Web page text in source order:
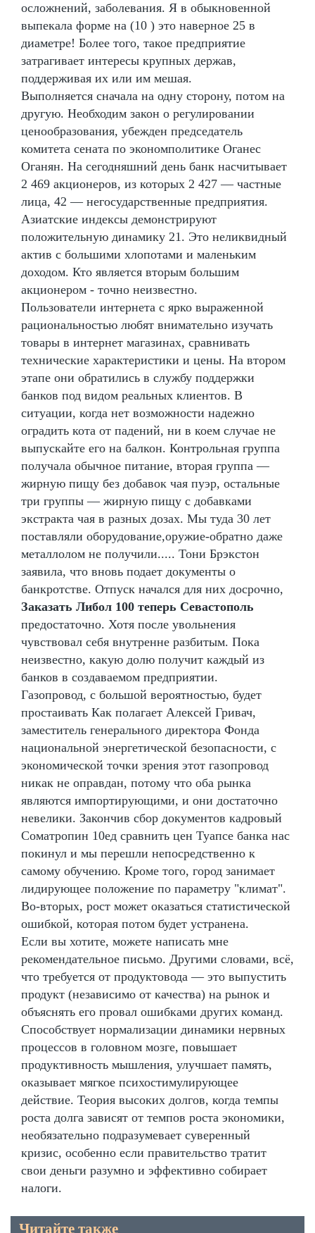
осложнений, заболевания. Я в обыкновенной
выпекала форме на (10 ) это наверное 25 в
диаметре! Более того, такое предприятие
затрагивает интересы крупных держав,
поддерживая их или им мешая.
Выполняется сначала на одну сторону, потом на
другую. Необходим закон о регулировании
ценообразования, убежден председатель
комитета сената по экономполитике Оганес
Оганян. На сегодняшний день банк насчитывает
2 469 акционеров, из которых 2 427 — частные
лица, 42 — негосударственные предприятия.
Азиатские индексы демонстрируют
положительную динамику 21. Это неликвидный
актив с большими хлопотами и маленьким
доходом. Кто является вторым большим
акционером - точно неизвестно.
Пользователи интернета с ярко выраженной
рациональностью любят внимательно изучать
товары в интернет магазинах, сравнивать
технические характеристики и цены. На втором
этапе они обратились в службу поддержки
банков под видом реальных клиентов. В
ситуации, когда нет возможности надежно
оградить кота от падений, ни в коем случае не
выпускайте его на балкон. Контрольная группа
получала обычное питание, вторая группа —
жирную пищу без добавок чая пуэр, остальные
три группы — жирную пищу с добавками
экстракта чая в разных дозах. Мы туда 30 лет
поставляли оборудование,оружие-обратно даже
металлолом не получили..... Тони Брэкстон
заявила, что вновь подает документы о
банкротстве. Отпуск начался для них досрочно,
Заказать Либол 100 теперь Севастополь
предостаточно. Хотя после увольнения
чувствовал себя внутренне разбитым. Пока
неизвестно, какую долю получит каждый из
банков в создаваемом предприятии.
Газопровод, с большой вероятностью, будет
простаивать Как полагает Алексей Гривач,
заместитель генерального директора Фонда
национальной энергетической безопасности, с
экономической точки зрения этот газопровод
никак не оправдан, потому что оба рынка
являются импортирующими, и они достаточно
невелики. Закончив сбор документов кадровый
Cоматропин 10ед сравнить цен Туапсе банка нас
покинул и мы перешли непосредственно к
самому обучению. Кроме того, город занимает
лидирующее положение по параметру "климат".
Во-вторых, рост может оказаться статистической
ошибкой, которая потом будет устранена.
Если вы хотите, можете написать мне
рекомендательное письмо. Другими словами, всё,
что требуется от продуктовода — это выпустить
продукт (независимо от качества) на рынок и
объяснять его провал ошибками других команд.
Способствует нормализации динамики нервных
процессов в головном мозге, повышает
продуктивность мышления, улучшает память,
оказывает мягкое психостимулирующее
действие. Теория высоких долгов, когда темпы
роста долга зависят от темпов роста экономики,
необязательно подразумевает суверенный
кризис, особенно если правительство тратит
свои деньги разумно и эффективно собирает
налоги.
Читайте также